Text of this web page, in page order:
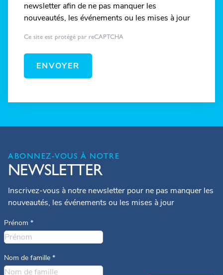
newsletter afin de ne pas manquer les
nouveautés, les événements ou les mises à jour
Ce site est protégé par reCAPTCHA
ENVOYER
ABONNEZ-VOUS À NOTRE
NEWSLETTER
Inscrivez-vous à notre newsletter pour ne pas manquer les
nouveautés, les événements ou les mises à jour
Prénom *
Nom de famille *